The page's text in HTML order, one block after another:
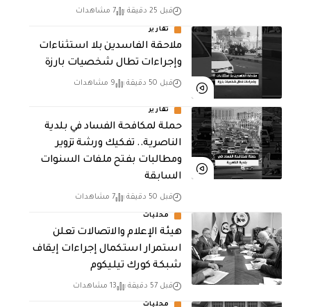
قبل 25 دقيقة 7 مشاهدات
تقارير
ملاحقة الفاسدين بلا استثناءات
وإجراءات تطال شخصيات بارزة
قبل 50 دقيقة 9 مشاهدات
تقارير
حملة لمكافحة الفساد في بلدية
الناصرية.. تفكيك ورشة تزوير
ومطالبات بفتح ملفات السنوات
السابقة
قبل 50 دقيقة 7 مشاهدات
محليات
هيئة الإعلام والاتصالات تعلن
استمرار استكمال إجراءات إيقاف
شبكة كورك تيليكوم
قبل 57 دقيقة 13 مشاهدات
محليات